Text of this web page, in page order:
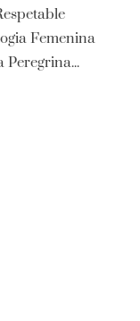
Femenina
Peregrina...